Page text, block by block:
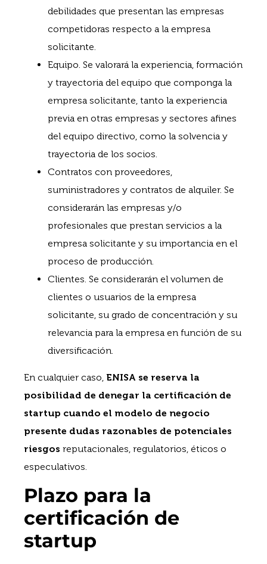
debilidades que presentan las empresas
competidoras respecto a la empresa
solicitante.
Equipo. Se valorará la experiencia, formación
y trayectoria del equipo que componga la
empresa solicitante, tanto la experiencia
previa en otras empresas y sectores afines
del equipo directivo, como la solvencia y
trayectoria de los socios.
Contratos con proveedores,
suministradores y contratos de alquiler. Se
considerarán las empresas y/o
profesionales que prestan servicios a la
empresa solicitante y su importancia en el
proceso de producción.
Clientes. Se considerarán el volumen de
clientes o usuarios de la empresa
solicitante, su grado de concentración y su
relevancia para la empresa en función de su
diversificación.
En cualquier caso, ENISA se reserva la
posibilidad de denegar la certificación de
startup cuando el modelo de negocio
presente dudas razonables de potenciales
riesgos reputacionales, regulatorios, éticos o
especulativos.
Plazo para la
certificación de
startup